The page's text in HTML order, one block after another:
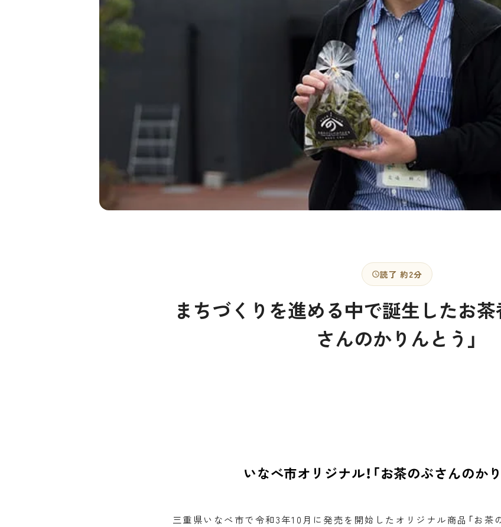
読了 約2分
まちづくりを進める中で誕生したお茶
さんのかりんとう」
いなべ市オリジナル！「お茶のぶさんのか
三重県いなべ市で令和3年10月に発売を開始したオリジナル商品「お茶